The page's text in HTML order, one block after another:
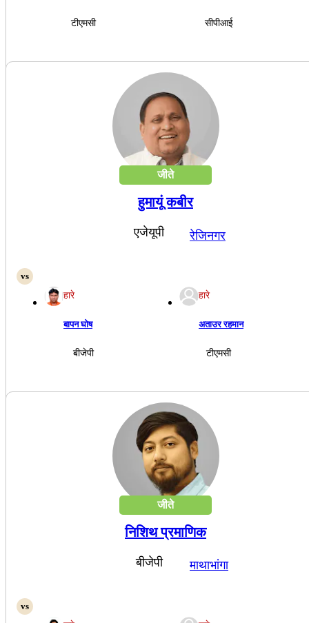
टीएमसी सीपीआई
जीते
हुमायूं कबीर
एजेयूपी रेजिनगर
हारे
बापन घोष
बीजेपी
हारे
अताउर रहमान
टीएमसी
जीते
निशिथ प्रमाणिक
बीजेपी माथाभांगा